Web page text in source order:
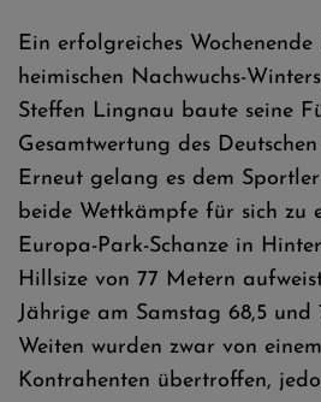
Ein erfolgreiches
heimischen Nachwuchs-
Steffen Lingnau baute seine
Gesamtwertung des
Erneut gelang es dem
beide Wettkämpfe für sich zu
Europa-Park-Schanze in
Hillsize von 77 Metern
Jährige am Samstag 68,5 und
Weiten wurden zwar von
Kontrahenten übertroffen,